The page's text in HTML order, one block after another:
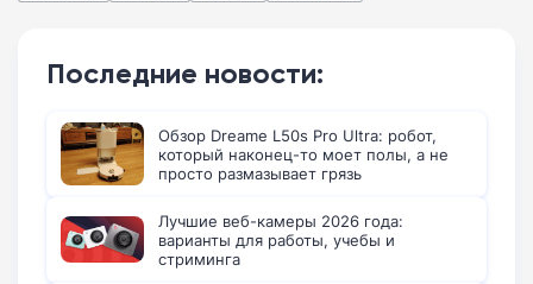
Последние новости:
Обзор Dreame L50s Pro Ultra: робот,
который наконец-то моет полы, а не
просто размазывает грязь
Лучшие веб-камеры 2026 года:
варианты для работы, учебы и
стриминга